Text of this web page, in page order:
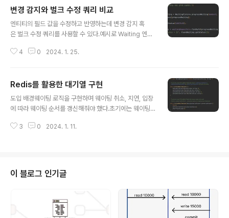
변경 감지와 벌크 수정 쿼리 비교
엔티티의 필드 값을 수정하고 반영하는데 변경 감지 혹
은 벌크 수정 쿼리를 사용할 수 있다.예시로 Waiting 엔티
성 컨텍스트와 DB 간 불일치 가능성변경 감지에서는 영속
다. 변경 감지엔티티를 repository에 저장하면 해당 엔티
티가 영속화되어 영속성 컨텍스트에서 관리된다. 따라서 s
etStatus()로 status 필드를 PROGRESS에서 CANCE
엔티티의 수정 사항을 반영한다.참고로 update 쿼리와 h
4 0 2024. 1. 25.
Redis를 활용한 대기열 구현
도입 배경웨이팅 로직을 구현하며 웨이팅 취소, 지연, 입장
에 따라 웨이팅 순서를 갱신해줘야 했다.초기에는 웨이팅
웨이팅 순서를 업데이트하고자 했다. 웨이팅 순서를 rank
시간으로 변화하는 데이터라 매번 벌크 연산을 진행하고 D
B에 반영하면 테이블 부하가 심해지는 문제가 있었다. 이
에 Redis의 list 자료 구조를 활용해 대기열 큐를 구현하기
로 하였다.Redis는 인메모리 데이터베이스로 빠른 읽기,
쓰기 작업이 가능하다는 장점이 있다. 설정Build.gradleS
3 0 2024. 1. 11.
이 블로그 인기글